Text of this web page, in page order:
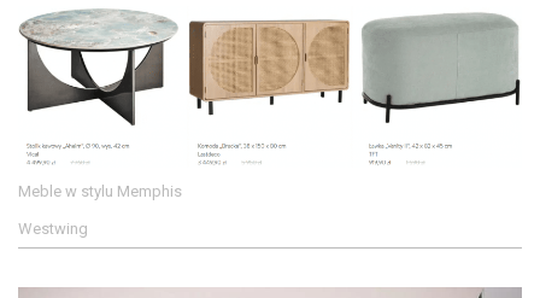
Meble w stylu Memphis
Westwing